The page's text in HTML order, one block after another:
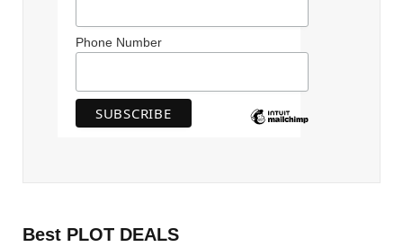
Phone Number
Best PLOT DEALS